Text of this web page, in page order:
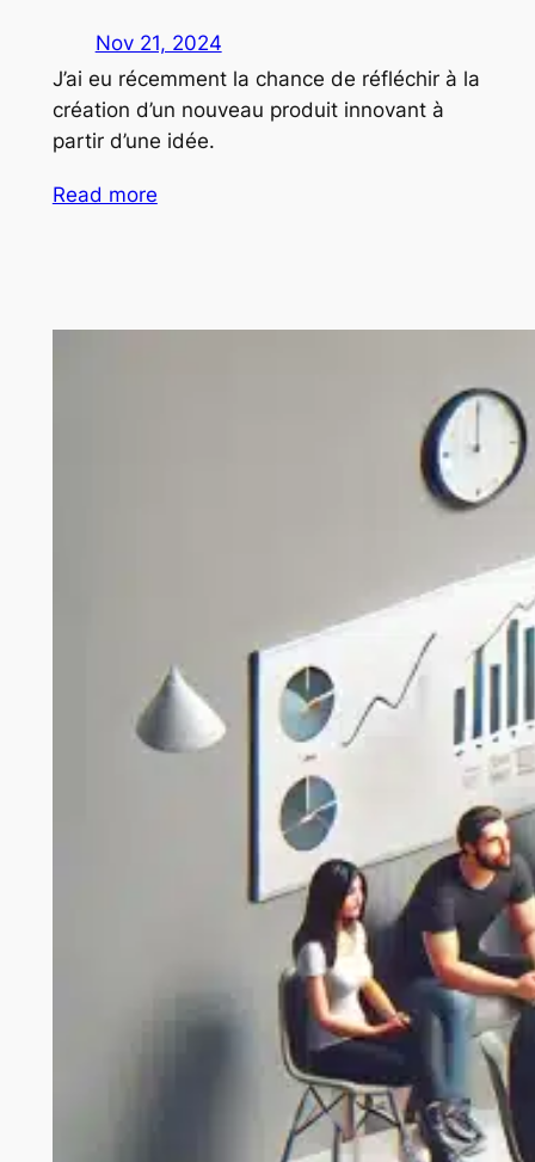
Nov 21, 2024
J’ai eu récemment la chance de réfléchir à la
création d’un nouveau produit innovant à
partir d’une idée.
Read more